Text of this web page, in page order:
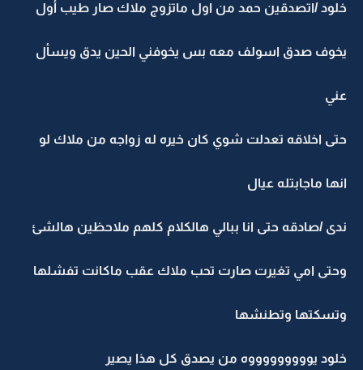
خلود /اتصدقين حمد من اول ماتزوج ملاك صار طيب أول
يخوف صدق اسولف معه بس يخوفني الحين يدق ويسأل
عني
حتى اخلاقه تعدلت شوي كان خيره له زواجه من ملاك لو
انها ماجابتله عيال
ندى /صادقه حتى انا ببالي هالكلام كلهم ملاحظين هالشئ
وحتى امي تغيرت صارت تحب ملاك عقب ماكانت تفشلها
وتسكتها وتطنشها
خلود يوووووووووه من يصدق كل هذا يصير